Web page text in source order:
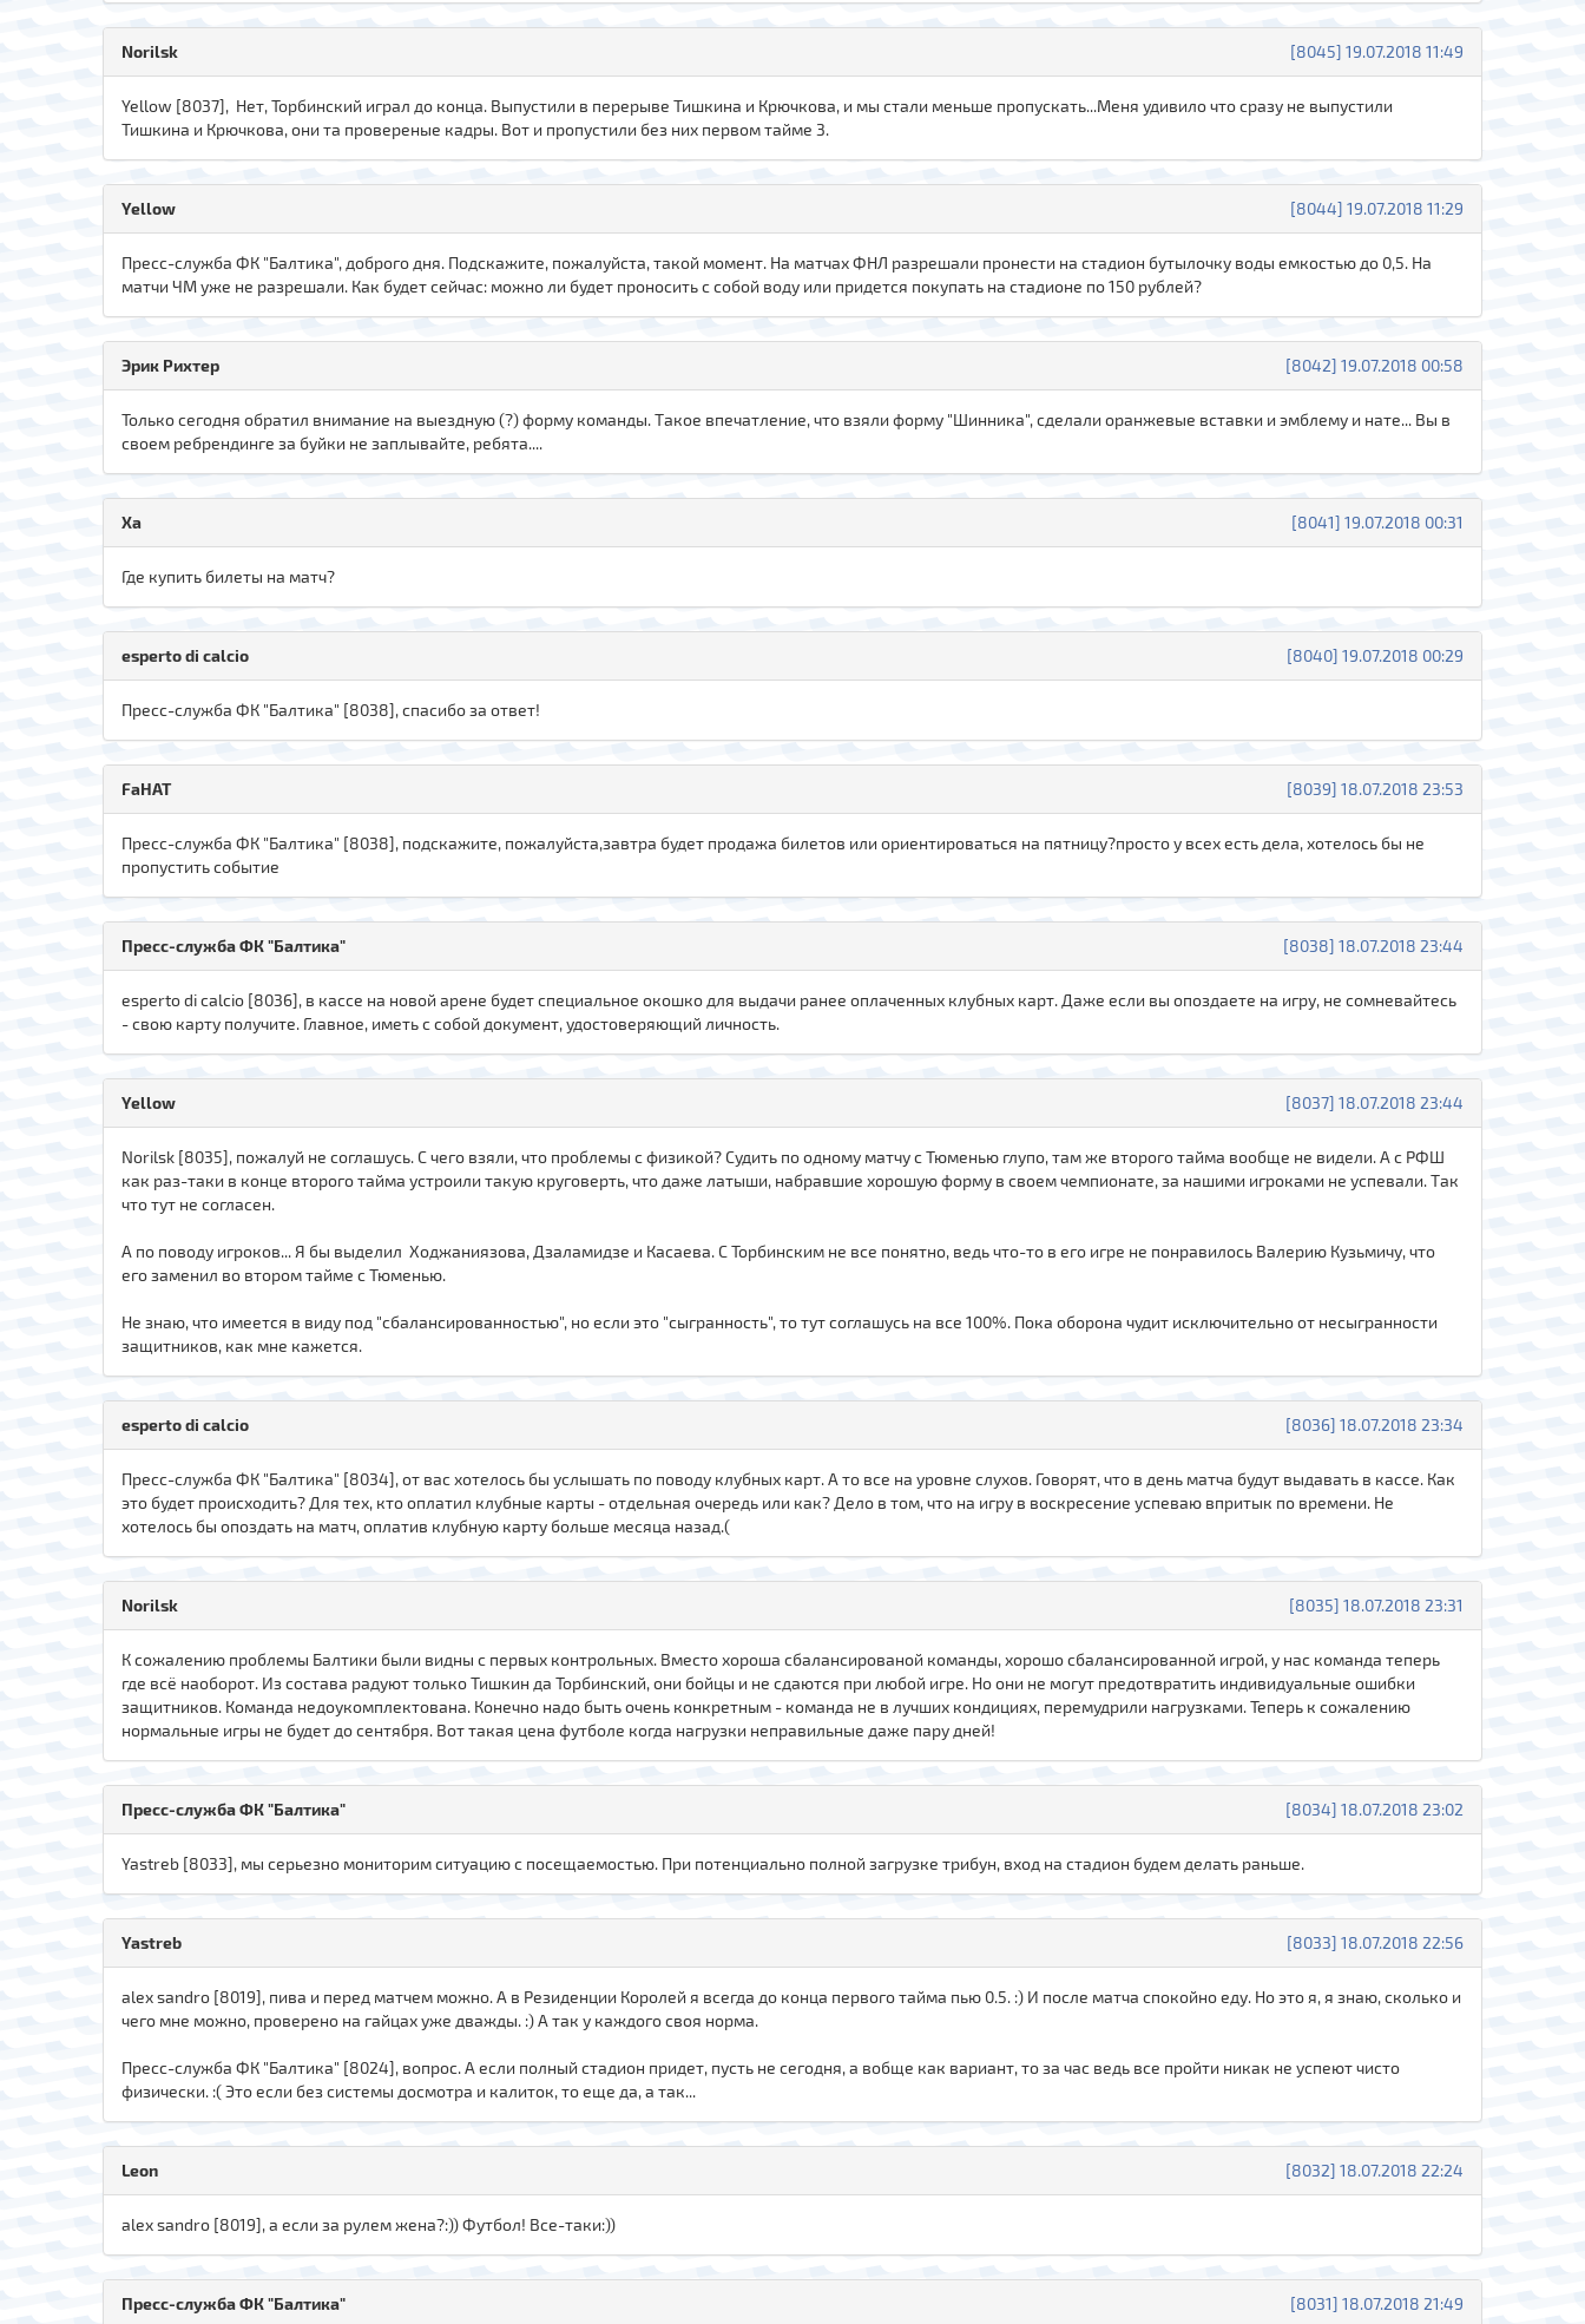
[8045] 19.07.2018 11:49
Norilsk
Yellow [8037], Нет, Торбинский играл до конца. Выпустили в перерыве Тишкина и Крючкова, и мы стали меньше пропускать...Меня удивило что сразу не выпустили
Тишкина и Крючкова, они та провереные кадры. Вот и пропустили без них первом тайме 3.
[8044] 19.07.2018 11:29
Yellow
Пресс-служба ФК "Балтика", доброго дня. Подскажите, пожалуйста, такой момент. На матчах ФНЛ разрешали пронести на стадион бутылочку воды емкостью до 0,5. На
матчи ЧМ уже не разрешали. Как будет сейчас: можно ли будет проносить с собой воду или придется покупать на стадионе по 150 рублей?
[8042] 19.07.2018 00:58
Эрик Рихтер
Только сегодня обратил внимание на выездную (?) форму команды. Такое впечатление, что взяли форму "Шинника", сделали оранжевые вставки и эмблему и нате... Вы в
своем ребрендинге за буйки не заплывайте, ребята....
[8041] 19.07.2018 00:31
Xa
Где купить билеты на матч?
[8040] 19.07.2018 00:29
esperto di calcio
Пресс-служба ФК "Балтика" [8038], спасибо за ответ!
[8039] 18.07.2018 23:53
FaHAT
Пресс-служба ФК "Балтика" [8038], подскажите, пожалуйста,завтра будет продажа билетов или ориентироваться на пятницу?просто у всех есть дела, хотелось бы не
пропустить событие
[8038] 18.07.2018 23:44
Пресс-служба ФК "Балтика"
esperto di calcio [8036], в кассе на новой арене будет специальное окошко для выдачи ранее оплаченных клубных карт. Даже если вы опоздаете на игру, не сомневайтесь
- свою карту получите. Главное, иметь с собой документ, удостоверяющий личность.
[8037] 18.07.2018 23:44
Yellow
Norilsk [8035], пожалуй не соглашусь. С чего взяли, что проблемы с физикой? Судить по одному матчу с Тюменью глупо, там же второго тайма вообще не видели. А с РФШ
как раз-таки в конце второго тайма устроили такую круговерть, что даже латыши, набравшие хорошую форму в своем чемпионате, за нашими игроками не успевали. Так
что тут не согласен.
А по поводу игроков... Я бы выделил Ходжаниязова, Дзаламидзе и Касаева. С Торбинским не все понятно, ведь что-то в его игре не понравилось Валерию Кузьмичу, что
его заменил во втором тайме с Тюменью.
Не знаю, что имеется в виду под "сбалансированностью", но если это "сыгранность", то тут соглашусь на все 100%. Пока оборона чудит исключительно от несыгранности
защитников, как мне кажется.
[8036] 18.07.2018 23:34
esperto di calcio
Пресс-служба ФК "Балтика" [8034], от вас хотелось бы услышать по поводу клубных карт. А то все на уровне слухов. Говорят, что в день матча будут выдавать в кассе. Как
это будет происходить? Для тех, кто оплатил клубные карты - отдельная очередь или как? Дело в том, что на игру в воскресение успеваю впритык по времени. Не
хотелось бы опоздать на матч, оплатив клубную карту больше месяца назад.(
[8035] 18.07.2018 23:31
Norilsk
К сожалению проблемы Балтики были видны с первых контрольных. Вместо хороша сбалансированой команды, хорошо сбалансированной игрой, у нас команда теперь
где всё наоборот. Из состава радуют только Тишкин да Торбинский, они бойцы и не сдаются при любой игре. Но они не могут предотвратить индивидуальные ошибки
защитников. Команда недоукомплектована. Конечно надо быть очень конкретным - команда не в лучших кондициях, перемудрили нагрузками. Теперь к сожалению
нормальные игры не будет до сентября. Вот такая цена футболе когда нагрузки неправильные даже пару дней!
[8034] 18.07.2018 23:02
Пресс-служба ФК "Балтика"
Yastreb [8033], мы серьезно мониторим ситуацию с посещаемостью. При потенциально полной загрузке трибун, вход на стадион будем делать раньше.
[8033] 18.07.2018 22:56
Yastreb
alex sandro [8019], пива и перед матчем можно. А в Резиденции Королей я всегда до конца первого тайма пью 0.5. :) И после матча спокойно еду. Но это я, я знаю, сколько и
чего мне можно, проверено на гайцах уже дважды. :) А так у каждого своя норма.
Пресс-служба ФК "Балтика" [8024], вопрос. А если полный стадион придет, пусть не сегодня, а вобще как вариант, то за час ведь все пройти никак не успеют чисто
физически. :( Это если без системы досмотра и калиток, то еще да, а так...
[8032] 18.07.2018 22:24
Leon
alex sandro [8019], а если за рулем жена?:)) Футбол! Все-таки:))
[8031] 18.07.2018 21:49
Пресс-служба ФК "Балтика"